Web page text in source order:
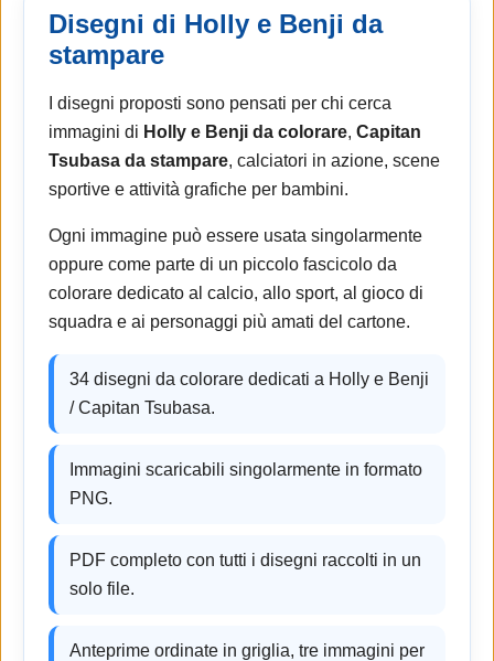
Disegni di Holly e Benji da
stampare
I disegni proposti sono pensati per chi cerca
immagini di Holly e Benji da colorare, Capitan
Tsubasa da stampare, calciatori in azione, scene
sportive e attività grafiche per bambini.
Ogni immagine può essere usata singolarmente
oppure come parte di un piccolo fascicolo da
colorare dedicato al calcio, allo sport, al gioco di
squadra e ai personaggi più amati del cartone.
34 disegni da colorare dedicati a Holly e Benji
/ Capitan Tsubasa.
Immagini scaricabili singolarmente in formato
PNG.
PDF completo con tutti i disegni raccolti in un
solo file.
Anteprime ordinate in griglia, tre immagini per